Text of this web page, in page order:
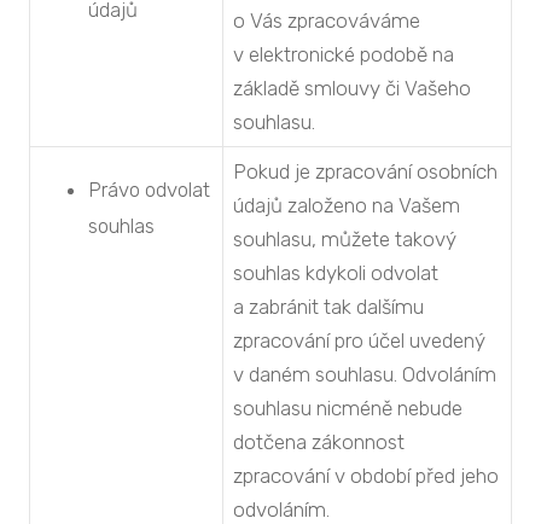
údajů
o Vás zpracováváme
v elektronické podobě na
základě smlouvy či Vašeho
souhlasu.
Právo odvolat
souhlas
Pokud je zpracování osobních
údajů založeno na Vašem
souhlasu, můžete takový
souhlas kdykoli odvolat
a zabránit tak dalšímu
zpracování pro účel uvedený
v daném souhlasu. Odvoláním
souhlasu nicméně nebude
dotčena zákonnost
zpracování v období před jeho
odvoláním.